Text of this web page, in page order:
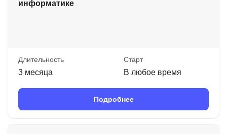
информатике
Длительность
3 месяца
Старт
В любое время
Подробнее